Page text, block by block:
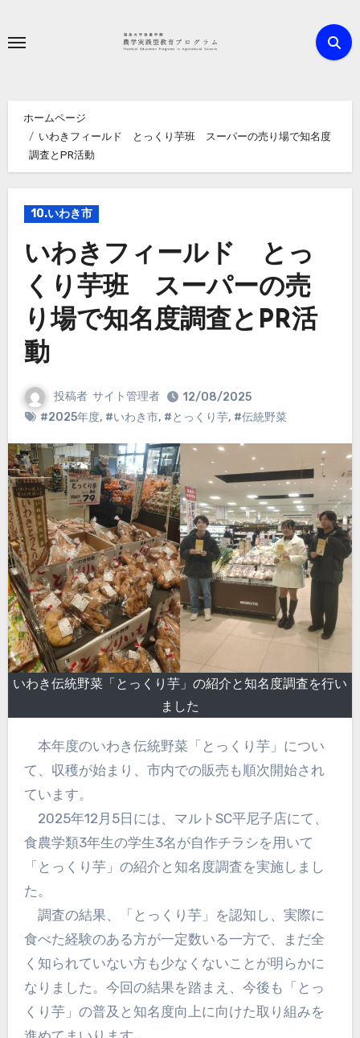
ホームページ
いわきフィールド とっくり芋班 スーパーの売り場で知名度
調査とPR活動
10.いわき市
いわきフィールド とっ
くり芋班 スーパーの売
り場で知名度調査とPR活
動
投稿者 サイト管理者
12/08/2025
#2025年度, #いわき市, #とっくり芋, #伝統野菜
いわき伝統野菜「とっくり芋」の紹介と知名度調査を行い
ました
本年度のいわき伝統野菜「とっくり芋」につい
て、収穫が始まり、市内での販売も順次開始され
ています。
2025年12月5日には、マルトSC平尼子店にて、
食農学類3年生の学生3名が自作チラシを用いて
「とっくり芋」の紹介と知名度調査を実施しまし
た。
調査の結果、「とっくり芋」を認知し、実際に
食べた経験のある方が一定数いる一方で、まだ全
く知られていない方も少なくないことが明らかに
なりました。今回の結果を踏まえ、今後も「とっ
くり芋」の普及と知名度向上に向けた取り組みを